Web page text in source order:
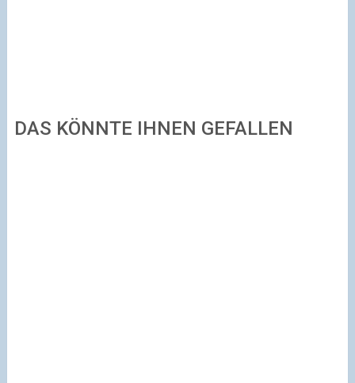
DAS KÖNNTE IHNEN GEFALLEN